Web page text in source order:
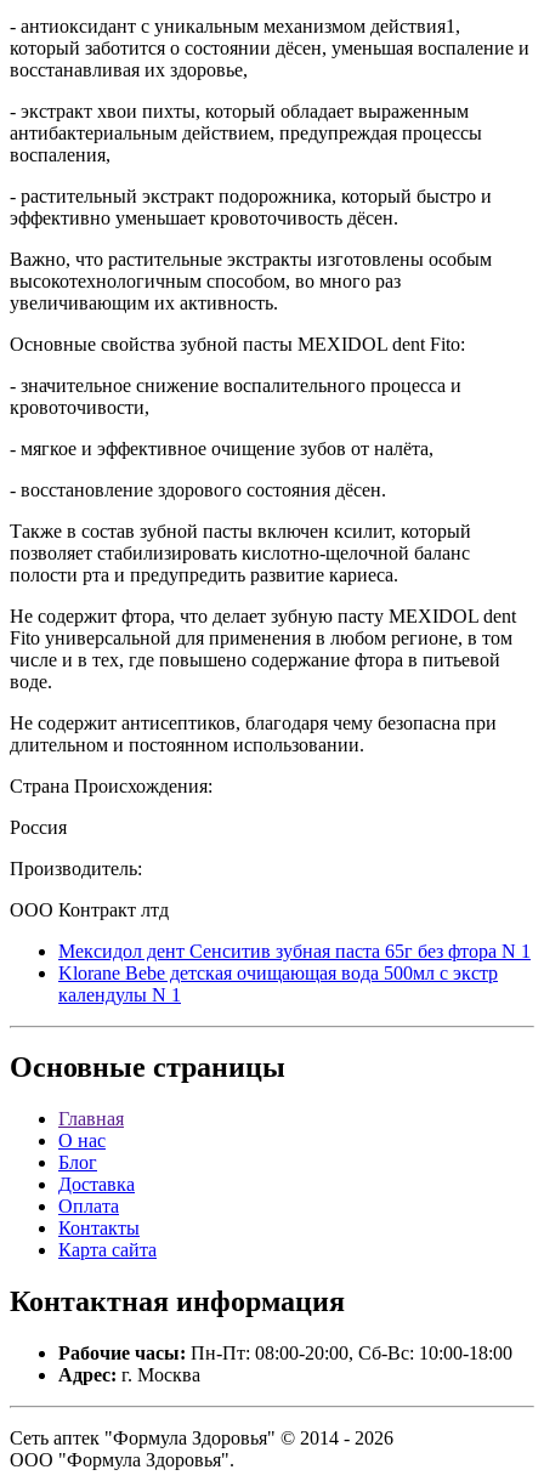
- антиоксидант с уникальным механизмом действия1,
который заботится о состоянии дёсен, уменьшая воспаление и
восстанавливая их здоровье,
- экстракт хвои пихты, который обладает выраженным
антибактериальным действием, предупреждая процессы
воспаления,
- растительный экстракт подорожника, который быстро и
эффективно уменьшает кровоточивость дёсен.
Важно, что растительные экстракты изготовлены особым
высокотехнологичным способом, во много раз
увеличивающим их активность.
Основные свойства зубной пасты MEXIDOL dent Fito:
- значительное снижение воспалительного процесса и
кровоточивости,
- мягкое и эффективное очищение зубов от налёта,
- восстановление здорового состояния дёсен.
Также в состав зубной пасты включен ксилит, который
позволяет стабилизировать кислотно-щелочной баланс
полости рта и предупредить развитие кариеса.
Не содержит фтора, что делает зубную пасту MEXIDOL dent
Fito универсальной для применения в любом регионе, в том
числе и в тех, где повышено содержание фтора в питьевой
воде.
Не содержит антисептиков, благодаря чему безопасна при
длительном и постоянном использовании.
Страна Происхождения:
Россия
Производитель:
ООО Контракт лтд
Мексидол дент Сенситив зубная паста 65г без фтора N 1
Klorane Bebe детская очищающая вода 500мл с экстр
календулы N 1
Основные страницы
Главная
О нас
Блог
Доставка
Оплата
Контакты
Карта сайта
Контактная информация
Рабочие часы: Пн-Пт: 08:00-20:00, Сб-Вс: 10:00-18:00
Адрес: г. Москва
Сеть аптек "Формула Здоровья" © 2014 - 2026
ООО "Формула Здоровья".